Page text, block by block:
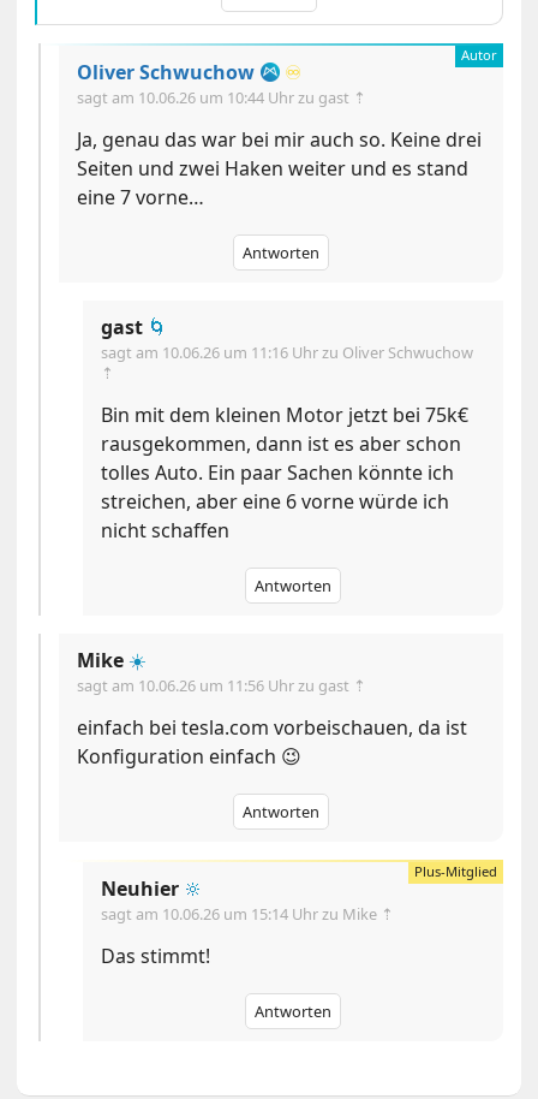
Oliver Schwuchow ♾️
sagt am 10.06.26 um 10:44 Uhrzu gast ⇡
Ja, genau das war bei mir auch so. Keine drei
Seiten und zwei Haken weiter und es stand
eine 7 vorne…
Antworten
gast 🌀
sagt am 10.06.26 um 11:16 Uhrzu Oliver Schwuchow
⇡
Bin mit dem kleinen Motor jetzt bei 75k€
rausgekommen, dann ist es aber schon
tolles Auto. Ein paar Sachen könnte ich
streichen, aber eine 6 vorne würde ich
nicht schaffen
Antworten
Mike ☀️
sagt am 10.06.26 um 11:56 Uhrzu gast ⇡
einfach bei tesla.com vorbeischauen, da ist
Konfiguration einfach 😉
Antworten
Neuhier 🔆
sagt am 10.06.26 um 15:14 Uhrzu Mike ⇡
Das stimmt!
Antworten